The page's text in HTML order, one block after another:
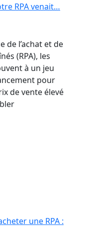
RPA venait…
de l’achat et de
(RPA), les
à un jeu
pour
de vente élevé
une RPA :